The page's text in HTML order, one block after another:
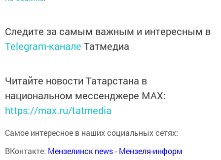
Следите за самым важным и интересным в
Telegram-канале Татмедиа
Читайте новости Татарстана в
национальном мессенджере MАХ:
https://max.ru/tatmedia
Самое интересное в наших социальных сетях:
ВКонтакте: Мензелинск news - Мензеля-информ